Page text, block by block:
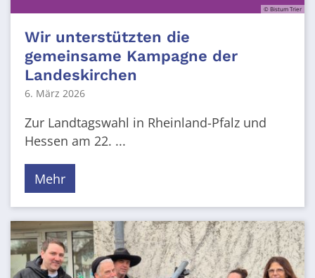
© Bistum Trier
Wir unterstützten die
gemeinsame Kampagne der
Landeskirchen
6. März 2026
Zur Landtagswahl in Rheinland-Pfalz und
Hessen am 22. ...
Mehr